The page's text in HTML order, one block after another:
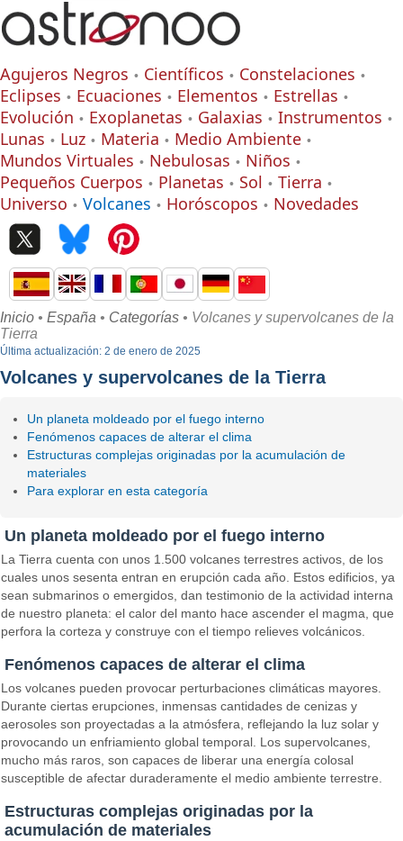
Agujeros Negros Científicos
Constelaciones
Eclipses
Ecuaciones Elementos
Estrellas
Evolución
Exoplanetas Galaxias
Instrumentos
Lunas
Luz Materia
Medio Ambiente
Mundos Virtuales
Nebulosas
Niños
Pequeños Cuerpos
Planetas Sol
Tierra
Universo
Volcanes Horóscopos Novedades
Inicio • España • Categorías • Volcanes y supervolcanes de la
Tierra
Última actualización: 2 de enero de 2025
Volcanes y supervolcanes de la Tierra
Un planeta moldeado por el fuego interno
Fenómenos capaces de alterar el clima
Estructuras complejas originadas por la acumulación de
materiales
Para explorar en esta categoría
Un planeta moldeado por el fuego interno
La Tierra cuenta con unos 1.500 volcanes terrestres activos, de los
cuales unos sesenta entran en erupción cada año. Estos edificios, ya
sean submarinos o emergidos, dan testimonio de la actividad interna
de nuestro planeta: el calor del manto hace ascender el magma, que
perfora la corteza y construye con el tiempo relieves volcánicos.
Fenómenos capaces de alterar el clima
Los volcanes pueden provocar perturbaciones climáticas mayores.
Durante ciertas erupciones, inmensas cantidades de cenizas y
aerosoles son proyectadas a la atmósfera, reflejando la luz solar y
provocando un enfriamiento global temporal. Los supervolcanes,
mucho más raros, son capaces de liberar una energía colosal
susceptible de afectar duraderamente el medio ambiente terrestre.
Estructuras complejas originadas por la
acumulación de materiales